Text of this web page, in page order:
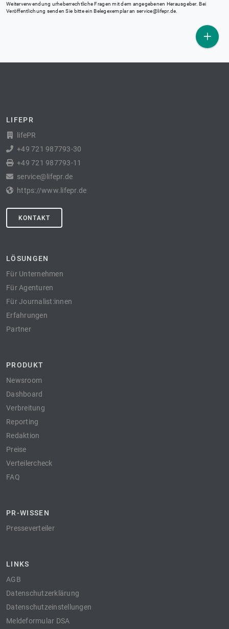
Weiterverwendung urheberrechtliche Fragen mit dem angegebenen Herausgeber. Bei
Veröffentlichung senden Sie bitte ein Belegexemplar an service@lifepr.de
LIFEPR
lifePR
+49 721 987793-30
+49 721 987793-11
service@lifepr.de
https://www.lifepr.de
KONTAKT
LÖSUNGEN
Für Unternehmen
Für Agenturen
Für Journalist:innen
Erfahrungen
Partner
PRODUKT
Newsroom
Dashboard
Verbreitung
Reporting
Redaktion
Preise
Verteilercheck
FAQ
PR-WISSEN
Presseverteiler
LINKS
AGB
Datenschutzerklärung
Datenschutzeinstellungen
Meldeformular DSA